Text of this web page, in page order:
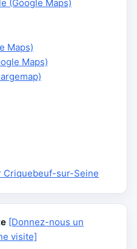
(Google Maps)
Maps)
Maps)
Criquebeuf-sur-Seine
[Donnez-nous un
visite]